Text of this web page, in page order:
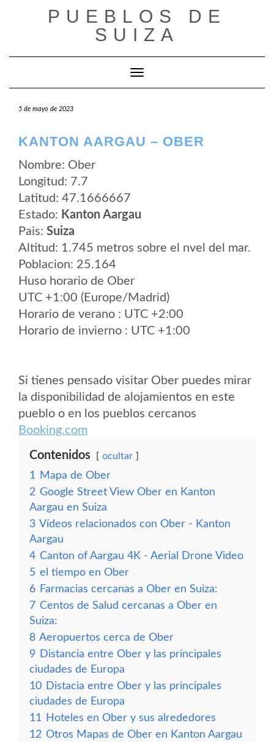
PUEBLOS DE
SUIZA
Cambiar modo de navegación
5 de mayo de 2023
KANTON AARGAU – OBER
Nombre: Ober
Longitud: 7.7
Latitud: 47.1666667
Estado: Kanton Aargau
Pais: Suiza
Altitud: 1.745 metros sobre el nvel del mar.
Poblacion: 25.164
Huso horario de Ober
UTC +1:00 (Europe/Madrid)
Horario de verano : UTC +2:00
Horario de invierno : UTC +1:00
Si tienes pensado visitar Ober puedes mirar
la disponibilidad de alojamientos en este
pueblo o en los pueblos cercanos
Booking.com
Contenidos ocultar
1
Mapa de Ober
2 Google Street View Ober en Kanton
Aargau en Suiza
3 Vídeos relacionados con Ober - Kanton
Aargau
4 Canton of Aargau 4K - Aerial Drone Video
5 el tiempo en Ober
6 Farmacias cercanas a Ober en Suiza:
7 Centos de Salud cercanas a Ober en
Suiza:
8 Aeropuertos cerca de Ober
9 Distancia entre Ober y las principales
ciudades de Europa
10 Distacia entre Ober y las principales
ciudades de Europa
11
Hoteles en Ober y sus alrededores
12 Otros Mapas de Ober en Kanton Aargau